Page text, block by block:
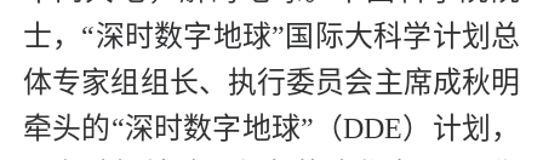
士，“深时数字地球”国际大科学计划总
体专家组组长、执行委员会主席成秋明
牵头的“深时数字地球”（DDE）计划，